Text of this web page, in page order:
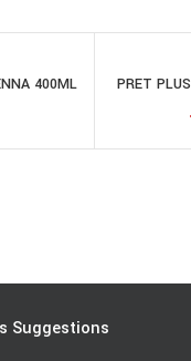
AU
400ML PRET
Suggestions